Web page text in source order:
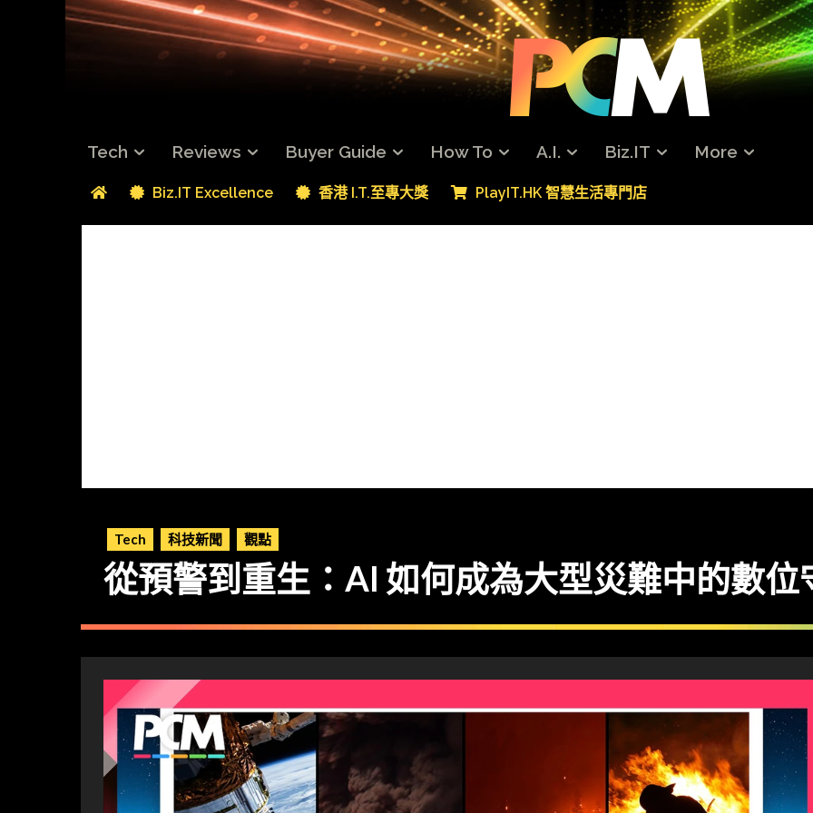
Tech Reviews Buyer Guide How To A.I. Biz.IT More
Biz.IT Excellence 香港 I.T.至專大獎 PlayIT.HK 智慧生活專門店
Tech 科技新聞 觀點
從預警到重生：AI 如何成為大型災難中的數位